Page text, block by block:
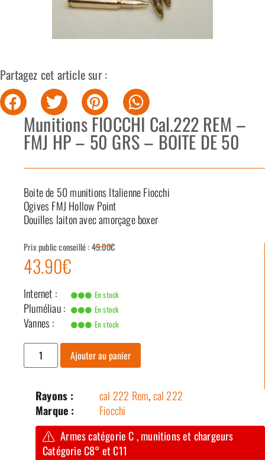
Partagez cet article sur :
Munitions FIOCCHI Cal.222 REM –
FMJ HP – 50 GRS – BOITE DE 50
Boite de 50 munitions Italienne Fiocchi
Ogives FMJ Hollow Point
Douilles laiton avec amorçage boxer
Prix public conseillé :49.00€
43.90€
Internet : En stock
Pluméliau : En stock
Vannes : En stock
Ajouter au panier
Rayons : cal 222 Rem,cal 222
Marque :
Fiocchi
Armes catégorie C , munitions et chargeurs
Catégorie C8° et C11